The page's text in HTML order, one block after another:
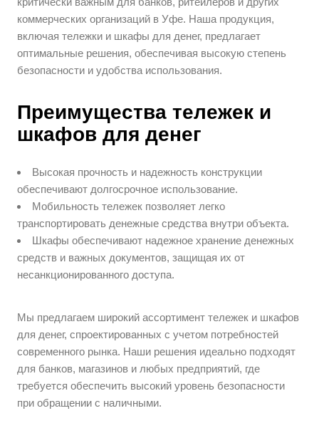
коммерческих организаций в Уфе. Наша продукция,
включая тележки и шкафы для денег, предлагает
оптимальные решения, обеспечивая высокую степень
безопасности и удобства использования.
Преимущества тележек и
шкафов для денег
Высокая прочность и надежность конструкции
обеспечивают долгосрочное использование.
Мобильность тележек позволяет легко
транспортировать денежные средства внутри объекта.
Шкафы обеспечивают надежное хранение денежных
средств и важных документов, защищая их от
несанкционированного доступа.
Мы предлагаем широкий ассортимент тележек и шкафов
для денег, спроектированных с учетом потребностей
современного рынка. Наши решения идеально подходят
для банков, магазинов и любых предприятий, где
требуется обеспечить высокий уровень безопасности
при обращении с наличными.